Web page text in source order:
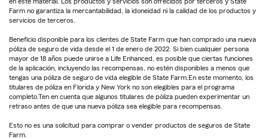
Farm no garantiza la mercantabilidad, la idoneidad ni la calidad de los productos y
servicios de terceros.
Beneficio disponible para los clientes de State Farm que han comprado una nueva
póliza de seguro de vida desde el 1 de enero de 2022. Si bien cualquier persona
mayor de 18 años puede unirse a Life Enhanced, es posible que ciertas funciones
de la aplicación, incluyendo las recompensas, no estén disponibles a menos que
tengas una póliza de seguro de vida elegible de State Farm.En este momento, los
titulares de póliza en Florida y New York no son elegibles para el programa
completo.Ten en cuenta que algunos titulares de póliza pueden experimentar un
retraso antes de que una nueva póliza sea elegible para recompensas.
Esto no es una solicitud para comprar o vender productos de seguros de State
Farm.